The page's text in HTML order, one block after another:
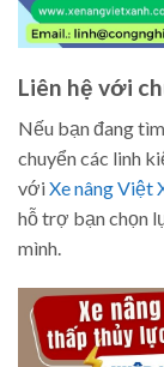
Liên hệ với
Nếu bạn đang
chuyển các linh
vớiXe nâng Việt
hỗ trợ bạn chọn
mình.